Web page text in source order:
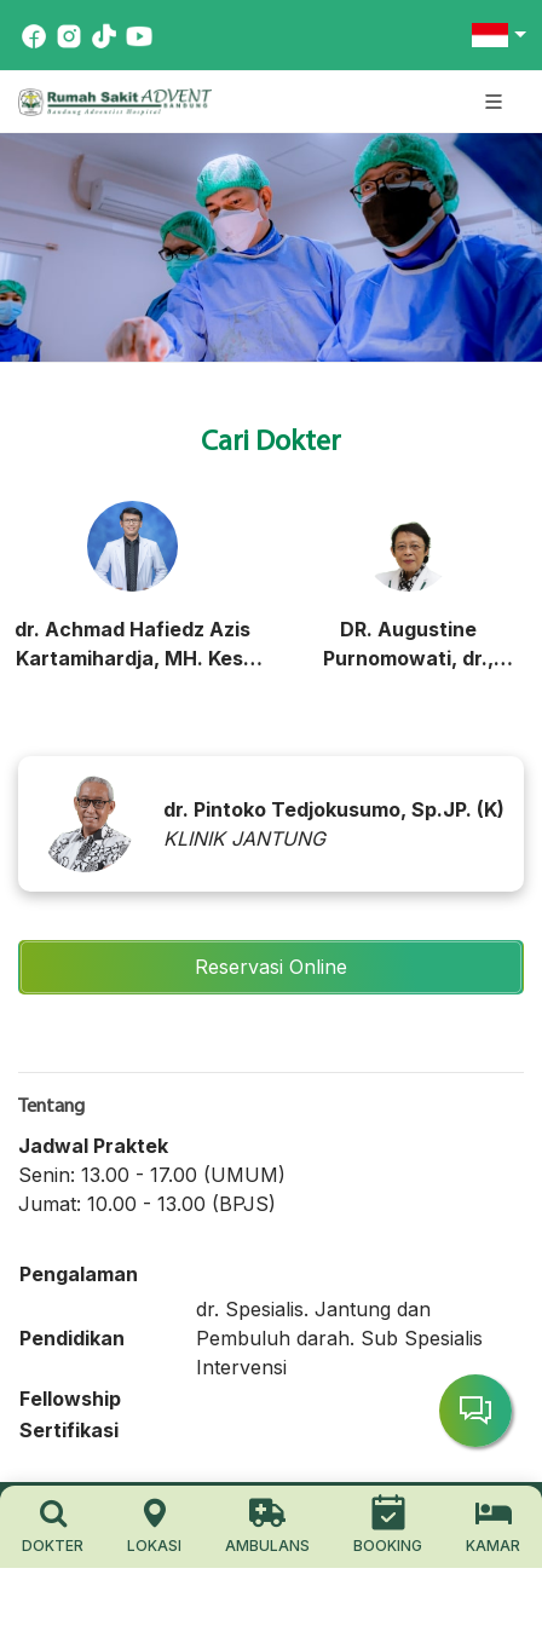
DOKTER LOKASI AMBULANS BOOKING KAMAR
Cari Dokter
dr. Achmad Hafiedz Azis
Kartamihardja, MH. Kes,
DR. Augustine
Purnomowati, dr.,
dr. Pintoko Tedjokusumo, Sp.JP. (K)
KLINIK JANTUNG
Reservasi Online
Tentang
Jadwal Praktek
Senin: 13.00 - 17.00 (UMUM)
Jumat: 10.00 - 13.00 (BPJS)
Pengalaman
Pendidikan
dr. Spesialis. Jantung dan
Pembuluh darah. Sub Spesialis
Intervensi
Fellowship
Sertifikasi
Copyright © 2026 Rumah Sakit Advent. All rights reserved.